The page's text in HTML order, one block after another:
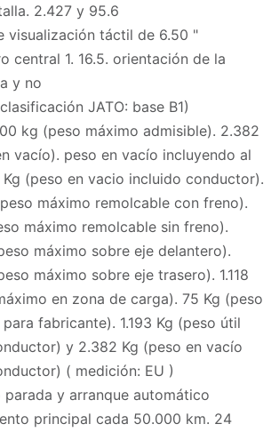
2.427 y 95.6
visualización táctil de 6.50 "
central 1. 16.5. orientación de la
y no
JATO: base B1)
kg (peso máximo admisible). 2.382
vacío). peso en vacío incluyendo al
(peso en vacio incluido conductor).
máximo remolcable con freno).
máximo remolcable sin freno).
máximo sobre eje delantero).
máximo sobre eje trasero). 1.118
en zona de carga). 75 Kg (peso
fabricante). 1.193 Kg (peso útil
y 2.382 Kg (peso en vacío
( medición: EU )
y arranque automático
principal cada 50.000 km. 24